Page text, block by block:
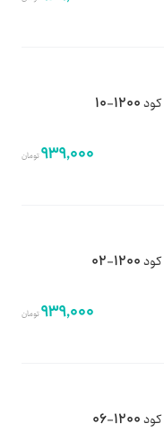
939,000تومان
939,000تومان